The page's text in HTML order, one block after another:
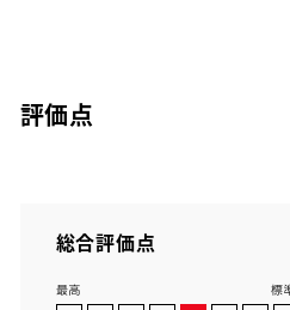
評価点
総合評価点